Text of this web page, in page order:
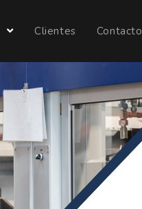
Clientes Contacto